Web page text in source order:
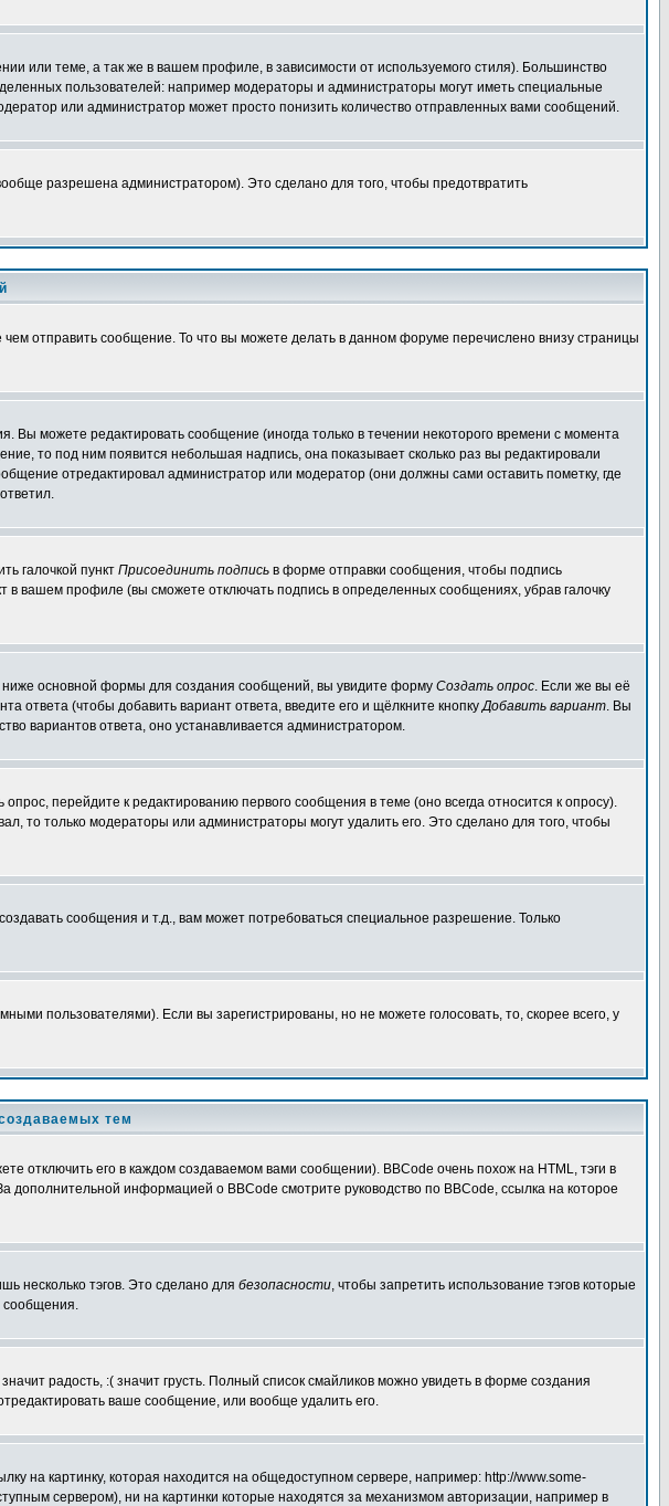
или теме, а так же в вашем профиле, в зависимости от используемого стиля). Большинство
пользователей: например модераторы и администраторы могут иметь специальные
или администратор может просто понизить количество отправленных вами сообщений.
разрешена администратором). Это сделано для того, чтобы предотвратить
отправить сообщение. То что вы можете делать в данном форуме перечислено внизу страницы
можете редактировать сообщение (иногда только в течении некоторого времени с момента
то под ним появится небольшая надпись, она показывает сколько раз вы редактировали
отредактировал администратор или модератор (они должны сами оставить пометку, где
галочкой пункт Присоединить подпись в форме отправки сообщения, чтобы подпись
вашем профиле (вы сможете отключать подпись в определенных сообщениях, убрав галочку
ниже основной формы для создания сообщений, вы увидите форму Создать опрос. Если же вы её
ответа (чтобы добавить вариант ответа, введите его и щёлкните кнопкуДобавить вариант. Вы
вариантов ответа, оно устанавливается администратором.
перейдите к редактированию первого сообщения в теме (оно всегда относится к опросу).
то только модераторы или администраторы могут удалить его. Это сделано для того, чтобы
сообщения и т.д., вам может потребоваться специальное разрешение. Только
пользователями). Если вы зарегистрированы, но не можете голосовать, то, скорее всего, у
тем
отключить его в каждом создаваемом вами сообщении). BBCode очень похож на HTML, тэги в
информацией о BBCode смотрите руководство по BBCode, ссылка на которое
несколько тэгов. Это сделано для безопасности, чтобы запретить использование тэгов которые
сообщения.
радость, :( значит грусть. Полный список смайликов можно увидеть в форме создания
ваше сообщение, или вообще удалить его.
на картинку, которая находится на общедоступном сервере, например: http://www.some-
сервером), ни на картинки которые находятся за механизмом авторизации, например в